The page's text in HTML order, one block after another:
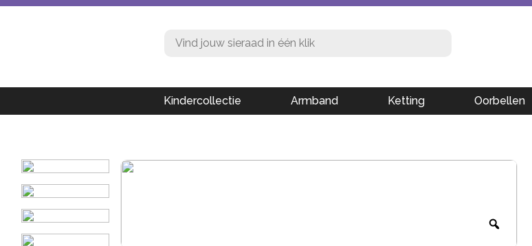
Kindercollectie Armband Ketting Oorbellen